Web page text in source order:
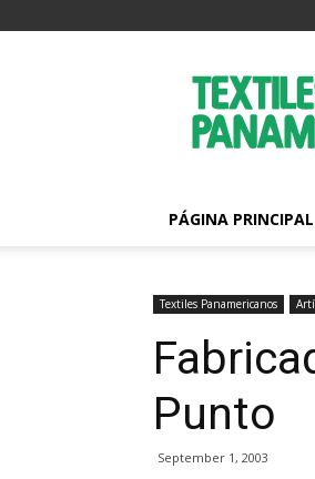
Textiles
PÁGINA PRINCIPAL
Textiles Panamericanos
Punto
September 1, 2003